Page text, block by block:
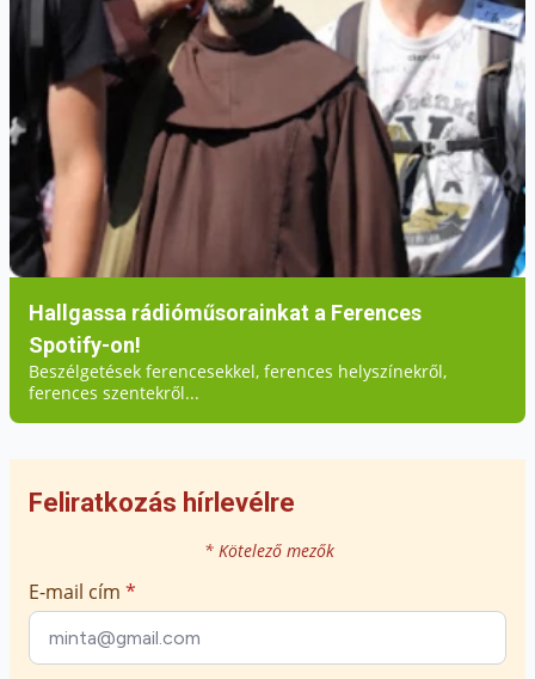
Hallgassa rádióműsorainkat a Ferences
Spotify-on!
Beszélgetések ferencesekkel, ferences helyszínekről,
ferences szentekről...
Feliratkozás hírlevélre
* Kötelező mezők
E-mail cím *